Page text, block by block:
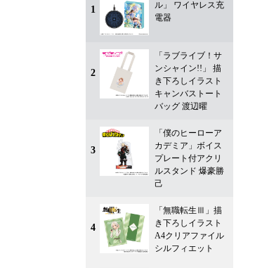
1
ル」 ワイヤレス充
電器
2
「ラブライブ！サ
ンシャイン!!」 描
き下ろしイラスト
キャンバストート
バッグ 渡辺曜
3
「僕のヒーローア
カデミア」ボイス
プレート付アクリ
ルスタンド 爆豪勝
己
4
「無職転生Ⅲ」描
き下ろしイラスト
A4クリアファイル
シルフィエット